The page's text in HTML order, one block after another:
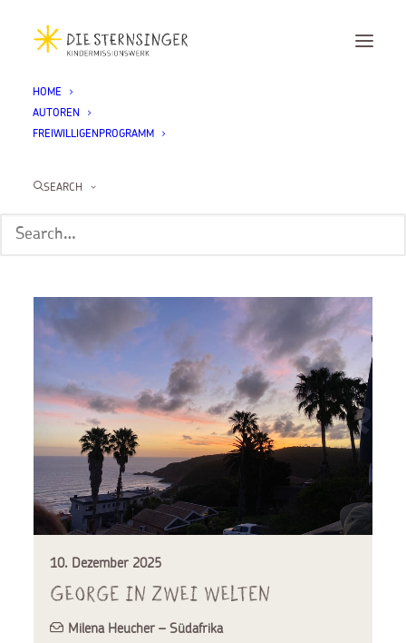
HOME
AUTOREN
FREIWILLIGENPROGRAMM
SEARCH
Month: Dezember
10. Dezember 2025
George in zwei Welten
Milena Heucher – Südafrika